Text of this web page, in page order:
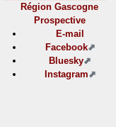
Région Gascogne
Prospective
E-mail
Facebook
Bluesky
Instagram